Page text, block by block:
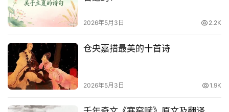
2026年5月3日 2.2K
仓央嘉措最美的十首诗
2026年5月3日 1.9K